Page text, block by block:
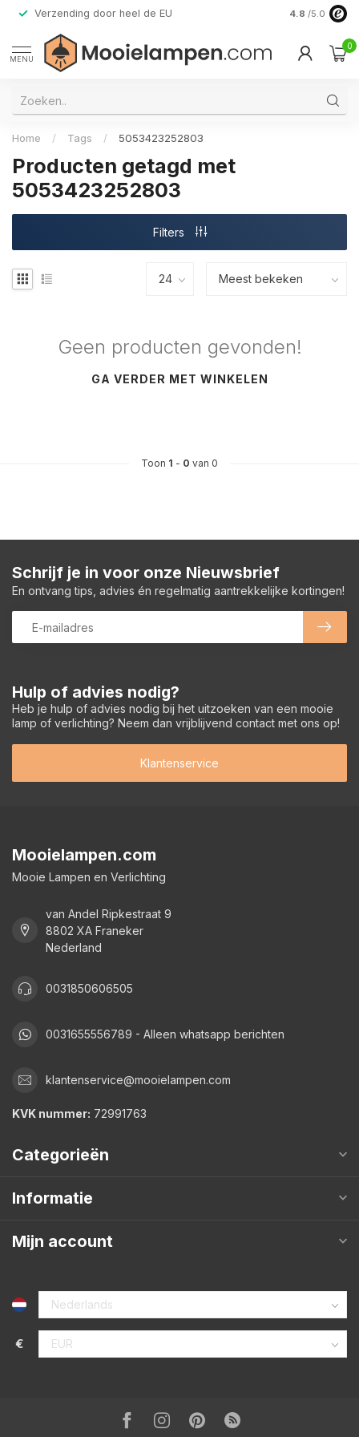
Verzending door heel de EU Alleen
4.8 /5.0
MENU
0
Home / Tags / 5053423252803
Producten getagd met
5053423252803
Filters
Geen producten gevonden!
GA VERDER MET WINKELEN
Toon 1 - 0 van 0
Hulp of advies nodig?
Heb je hulp of advies nodig bij het uitzoeken van een mooie
lamp of verlichting? Neem dan vrijblijvend contact met ons op!
Klantenservice
Schrijf je in voor onze Nieuwsbrief
En ontvang tips, advies én regelmatig aantrekkelijke kortingen!
Mooielampen.com
Mooie Lampen en Verlichting
van Andel Ripkestraat 9
8802 XA Franeker
Nederland
0031850606505
0031655556789 - Alleen whatsapp berichten
klantenservice@mooielampen.com
KVK nummer: 72991763
Categorieën
Informatie
Mijn account
€